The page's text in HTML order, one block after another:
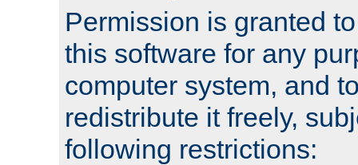
Permission is granted
this software for any
computer system, and
redistribute it freely,
following restrictions: